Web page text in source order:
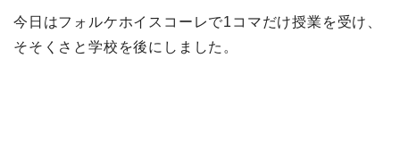
今日はフォルケホイスコーレで1コマだけ授業を受け、
そそくさと学校を後にしました。